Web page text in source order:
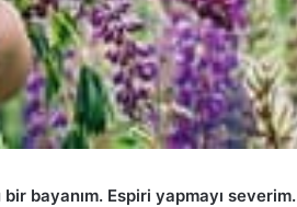
bayanım. Espiri yapmayı severim.